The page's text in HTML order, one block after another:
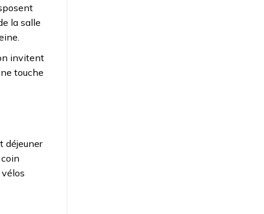
la salle
invitent
touche
déjeuner